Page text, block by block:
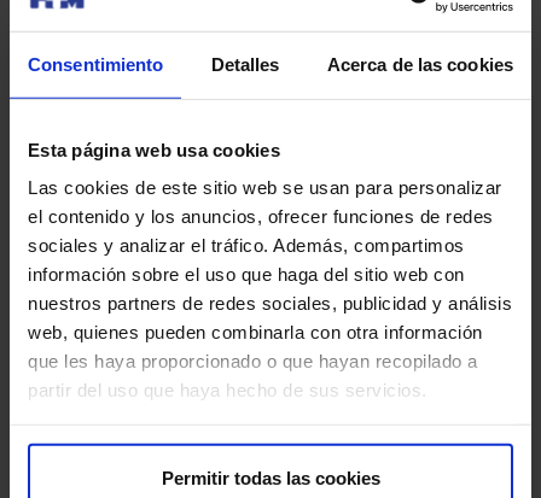
Consentimiento Detalles Acerca de las cookies
Esta página web usa cookies
Las cookies de este sitio web se usan para personalizar
el contenido y los anuncios, ofrecer funciones de redes
sociales y analizar el tráfico. Además, compartimos
información sobre el uso que haga del sitio web con
nuestros partners de redes sociales, publicidad y análisis
web, quienes pueden combinarla con otra información
que les haya proporcionado o que hayan recopilado a
partir del uso que haya hecho de sus servicios.
Permitir todas las cookies
Modalidad de consulta
Barroso Manso, Álvaro
Centros
HM IMI Toledo